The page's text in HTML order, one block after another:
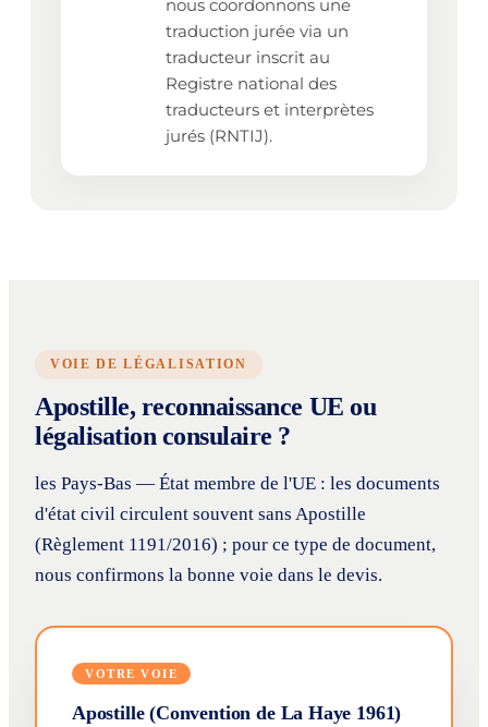
nous coordonnons une
traduction jurée via un
traducteur inscrit au
Registre national des
traducteurs et interprètes
jurés (RNTIJ).
VOIE DE LÉGALISATION
Apostille, reconnaissance UE ou
légalisation consulaire ?
les Pays-Bas — État membre de l'UE : les documents
d'état civil circulent souvent sans Apostille
(Règlement 1191/2016) ; pour ce type de document,
nous confirmons la bonne voie dans le devis.
VOTRE VOIE
Apostille (Convention de La Haye 1961)